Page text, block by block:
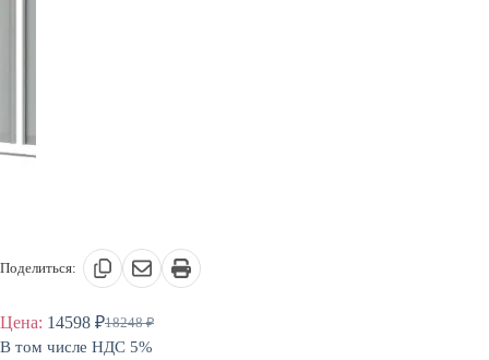
Поделиться:
Цена: 18248₽
Первоначальная
цена
14598 ₽Текущая
цена:
В том числе НДС 5%